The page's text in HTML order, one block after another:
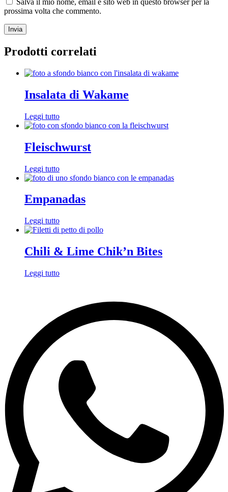
Salva il mio nome, email e sito web in questo browser per la
prossima volta che commento.
Prodotti correlati
Insalata di Wakame
Leggi tutto
Fleischwurst
Leggi tutto
Empanadas
Leggi tutto
Chili & Lime Chik’n Bites
Leggi tutto